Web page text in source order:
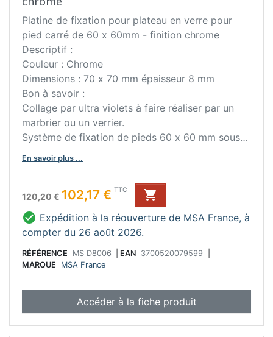
Platine de fixation pour plateau en verre pour
pied carré de 60 x 60mm - finition chrome
Descriptif :
Couleur : Chrome
Dimensions : 70 x 70 mm épaisseur 8 mm
Bon à savoir :
Collage par ultra violets à faire réaliser par un
marbrier ou un verrier.
Système de fixation de pieds 60 x 60 mm sous
un plateau en verre ou en marbre.
Conseil d'entretien :
Ne pas utiliser de produit abrasif.
En savoir plus ...
Prix de base
120,20 €
Prix 102,17 € TTC

 Expédition à la réouverture de MSA France, à
compter du 26 août 2026.
RÉFÉRENCE MS D8006 EAN 3700520079599
MARQUE
MSA France
Accéder à la fiche produit